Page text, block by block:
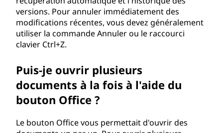
versions. Pour annuler immédiatement des
modifications récentes, vous devez généralement
utiliser la commande Annuler ou le raccourci
clavier Ctrl+Z.
Puis-je ouvrir plusieurs
documents à la fois à l'aide du
bouton Office ?
Le bouton Office vous permettait d'ouvrir des